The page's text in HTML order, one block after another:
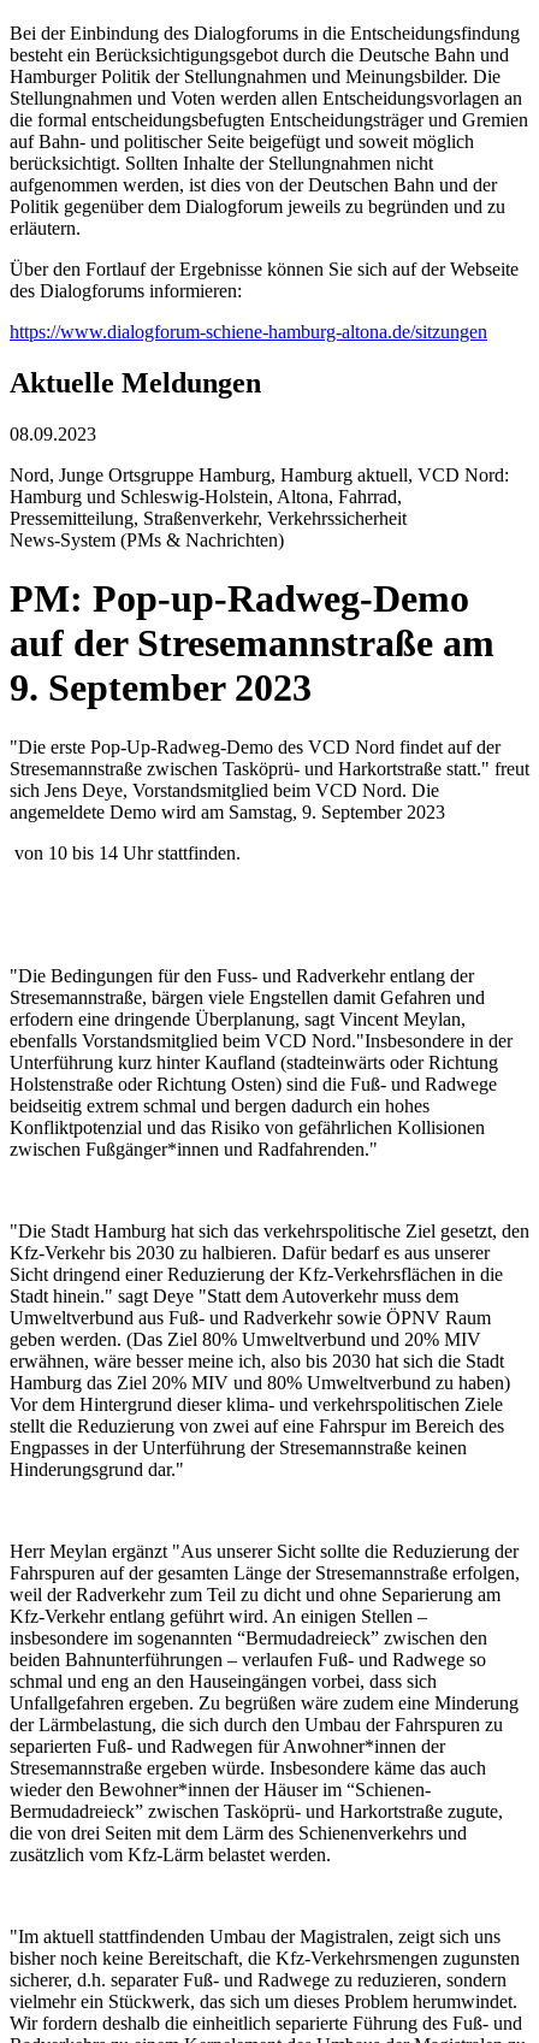
Bei der Einbindung des Dialogforums in die Entscheidungsfindung
besteht ein Berücksichtigungsgebot durch die Deutsche Bahn und
Hamburger Politik der Stellungnahmen und Meinungsbilder. Die
Stellungnahmen und Voten werden allen Entscheidungsvorlagen an
die formal entscheidungsbefugten Entscheidungsträger und Gremien
auf Bahn- und politischer Seite beigefügt und soweit möglich
berücksichtigt. Sollten Inhalte der Stellungnahmen nicht
aufgenommen werden, ist dies von der Deutschen Bahn und der
Politik gegenüber dem Dialogforum jeweils zu begründen und zu
erläutern.
Über den Fortlauf der Ergebnisse können Sie sich auf der Webseite
des Dialogforums informieren:
https://www.dialogforum-schiene-hamburg-altona.de/sitzungen
Aktuelle Meldungen
08.09.2023
Nord, Junge Ortsgruppe Hamburg, Hamburg aktuell, VCD Nord:
Hamburg und Schleswig-Holstein, Altona, Fahrrad,
Pressemitteilung, Straßenverkehr, Verkehrssicherheit
News-System (PMs & Nachrichten)
PM: Pop-up-Radweg-Demo
auf der Stresemannstraße am
9. September 2023
"Die erste Pop-Up-Radweg-Demo des VCD Nord findet auf der
Stresemannstraße zwischen Tasköprü- und Harkortstraße statt." freut
sich Jens Deye, Vorstandsmitglied beim VCD Nord. Die
angemeldete Demo wird am Samstag, 9. September 2023
von 10 bis 14 Uhr stattfinden.
"Die Bedingungen für den Fuss- und Radverkehr entlang der
Stresemannstraße, bärgen viele Engstellen damit Gefahren und
erfodern eine dringende Überplanung, sagt Vincent Meylan,
ebenfalls Vorstandsmitglied beim VCD Nord."Insbesondere in der
Unterführung kurz hinter Kaufland (stadteinwärts oder Richtung
Holstenstraße oder Richtung Osten) sind die Fuß- und Radwege
beidseitig extrem schmal und bergen dadurch ein hohes
Konfliktpotenzial und das Risiko von gefährlichen Kollisionen
zwischen Fußgänger*innen und Radfahrenden."
"Die Stadt Hamburg hat sich das verkehrspolitische Ziel gesetzt, den
Kfz-Verkehr bis 2030 zu halbieren. Dafür bedarf es aus unserer
Sicht dringend einer Reduzierung der Kfz-Verkehrsflächen in die
Stadt hinein." sagt Deye "Statt dem Autoverkehr muss dem
Umweltverbund aus Fuß- und Radverkehr sowie ÖPNV Raum
geben werden. (Das Ziel 80% Umweltverbund und 20% MIV
erwähnen, wäre besser meine ich, also bis 2030 hat sich die Stadt
Hamburg das Ziel 20% MIV und 80% Umweltverbund zu haben)
Vor dem Hintergrund dieser klima- und verkehrspolitischen Ziele
stellt die Reduzierung von zwei auf eine Fahrspur im Bereich des
Engpasses in der Unterführung der Stresemannstraße keinen
Hinderungsgrund dar."
Herr Meylan ergänzt "Aus unserer Sicht sollte die Reduzierung der
Fahrspuren auf der gesamten Länge der Stresemannstraße erfolgen,
weil der Radverkehr zum Teil zu dicht und ohne Separierung am
Kfz-Verkehr entlang geführt wird. An einigen Stellen –
insbesondere im sogenannten “Bermudadreieck” zwischen den
beiden Bahnunterführungen – verlaufen Fuß- und Radwege so
schmal und eng an den Hauseingängen vorbei, dass sich
Unfallgefahren ergeben. Zu begrüßen wäre zudem eine Minderung
der Lärmbelastung, die sich durch den Umbau der Fahrspuren zu
separierten Fuß- und Radwegen für Anwohner*innen der
Stresemannstraße ergeben würde. Insbesondere käme das auch
wieder den Bewohner*innen der Häuser im “Schienen-
Bermudadreieck” zwischen Tasköprü- und Harkortstraße zugute,
die von drei Seiten mit dem Lärm des Schienenverkehrs und
zusätzlich vom Kfz-Lärm belastet werden.
"Im aktuell stattfindenden Umbau der Magistralen, zeigt sich uns
bisher noch keine Bereitschaft, die Kfz-Verkehrsmengen zugunsten
sicherer, d.h. separater Fuß- und Radwege zu reduzieren, sondern
vielmehr ein Stückwerk, das sich um dieses Problem herumwindet.
Wir fordern deshalb die einheitlich separierte Führung des Fuß- und